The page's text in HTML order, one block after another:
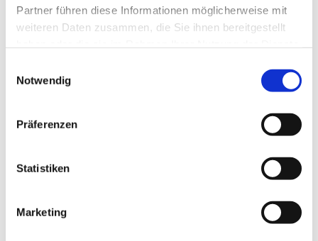
Partner führen diese Informationen möglicherweise mit
weiteren Daten zusammen, die Sie ihnen bereitgestellt
Notwendig
Präferenzen
Statistiken
Marketing
Dies könnte Sie auch
interessieren